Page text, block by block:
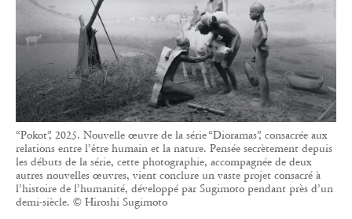
“Pokot”, 2025. Nouvelle œuvre de la série “Dioramas”, consacrée aux
relations entre l’être humain et la nature. Pensée secrètement depuis
les débuts de la série, cette photographie, accompagnée de deux
autres nouvelles œuvres, vient conclure un vaste projet consacré à
l’histoire de l’humanité, développé par Sugimoto pendant près d’un
demi-siècle. © Hiroshi Sugimoto